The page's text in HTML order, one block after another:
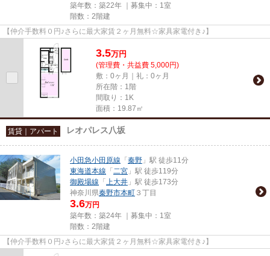
築年数：築22年 ｜募集中： 1室
階数：2階建
【仲介手数料０円♪さらに最大家賃２ヶ月無料☆家具家電付き♪】
3.5万円
(管理費・共益費 5,000円)
敷：0ヶ月｜礼：0ヶ月
所在階：1階
間取り：1K
面積：19.87㎡
賃貸｜アパート レオパレス八坂
小田急小田原線 「 秦野 」駅 徒歩11分
東海道本線 「 二宮 」駅 徒歩119分
御殿場線 「 上大井 」駅 徒歩173分
神奈川県秦野市本町 ３丁目
3.6万円
築年数：築24年 ｜募集中： 1室
階数：2階建
【仲介手数料０円♪さらに最大家賃２ヶ月無料☆家具家電付き♪】